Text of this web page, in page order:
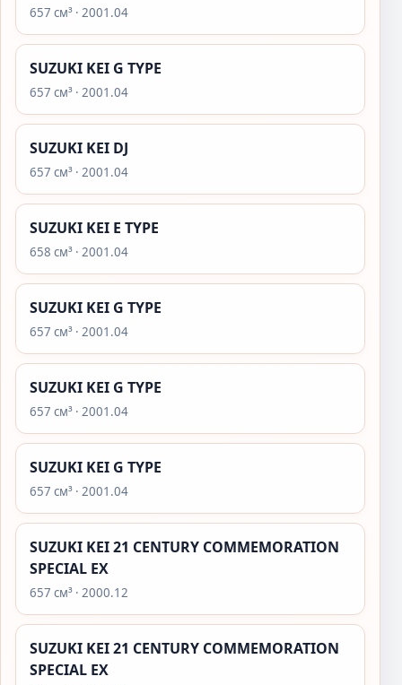
657 см³ · 2001.04
SUZUKI KEI G TYPE
657 см³ · 2001.04
SUZUKI KEI DJ
657 см³ · 2001.04
SUZUKI KEI E TYPE
658 см³ · 2001.04
SUZUKI KEI G TYPE
657 см³ · 2001.04
SUZUKI KEI G TYPE
657 см³ · 2001.04
SUZUKI KEI G TYPE
657 см³ · 2001.04
SUZUKI KEI 21 CENTURY COMMEMORATION
SPECIAL EX
657 см³ · 2000.12
SUZUKI KEI 21 CENTURY COMMEMORATION
SPECIAL EX